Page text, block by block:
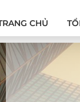
CHỦ